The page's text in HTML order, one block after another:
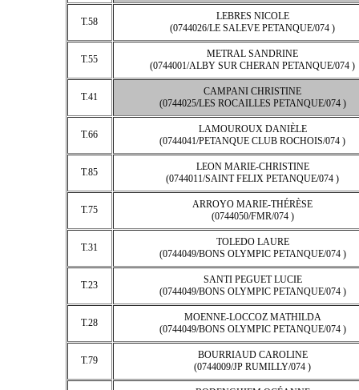
T.58
LEBRES NICOLE
(0744026/LE SALEVE PETANQUE/074 )
T.55
METRAL SANDRINE
(0744001/ALBY SUR CHERAN PETANQUE/074 )
T.41
CAMPANI CHRISTINE
(0744025/LES ROCAILLES PETANQUE/074 )
T.66
LAMOUROUX DANIÈLE
(0744041/PETANQUE CLUB ROCHOIS/074 )
T.85
LEON MARIE-CHRISTINE
(0744011/SAINT FELIX PETANQUE/074 )
T.75
ARROYO MARIE-THÉRÈSE
(0744050/FMR/074 )
T.31
TOLEDO LAURE
(0744049/BONS OLYMPIC PETANQUE/074 )
T.23
SANTI PEGUET LUCIE
(0744049/BONS OLYMPIC PETANQUE/074 )
T.28
MOENNE-LOCCOZ MATHILDA
(0744049/BONS OLYMPIC PETANQUE/074 )
T.79
BOURRIAUD CAROLINE
(0744009/JP RUMILLY/074 )